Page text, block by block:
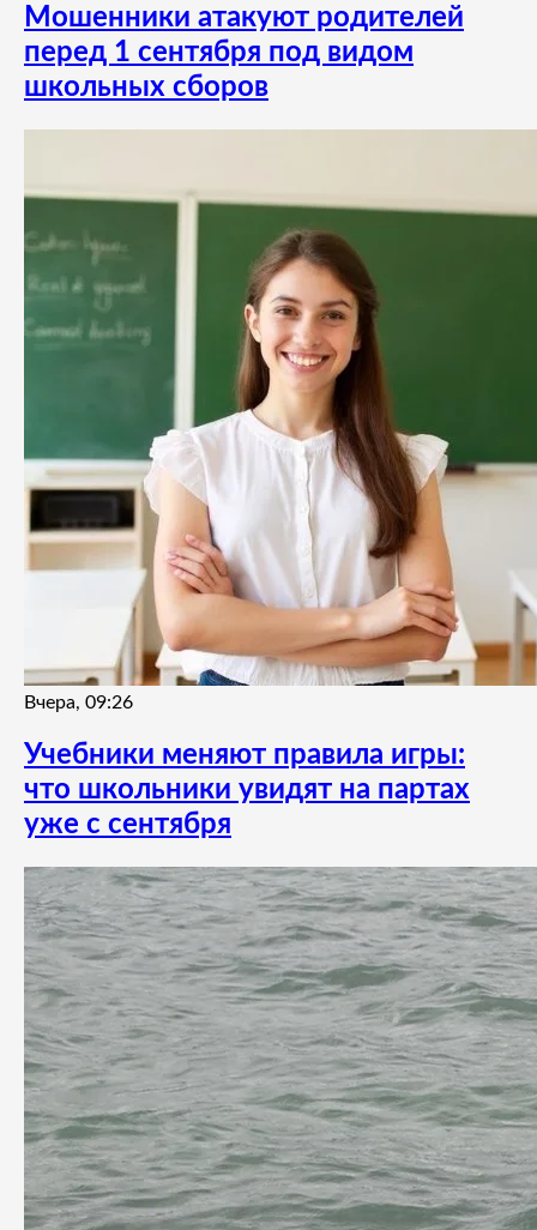
Мошенники атакуют родителей
перед 1 сентября под видом
школьных сборов
Вчера, 09:26
Учебники меняют правила игры:
что школьники увидят на партах
уже с сентября